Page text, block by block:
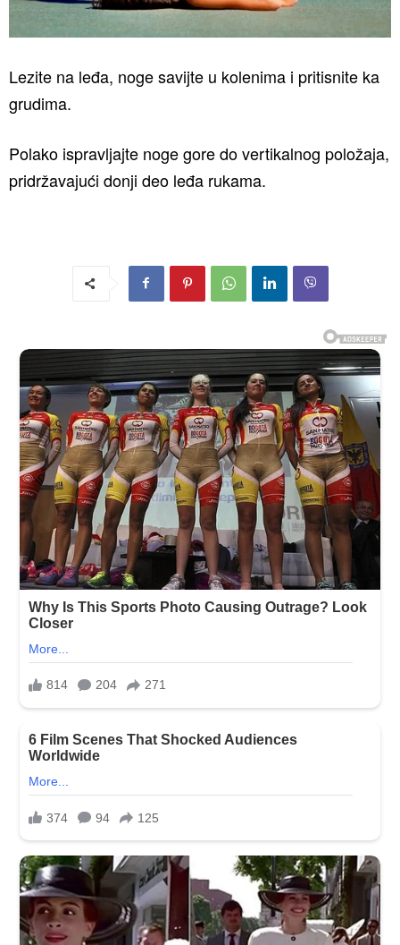
Lezite na leđa, noge savijte u kolenima i pritisnite ka
grudima.
Polako ispravljajte noge gore do vertikalnog položaja,
pridržavajući donji deo leđa rukama.